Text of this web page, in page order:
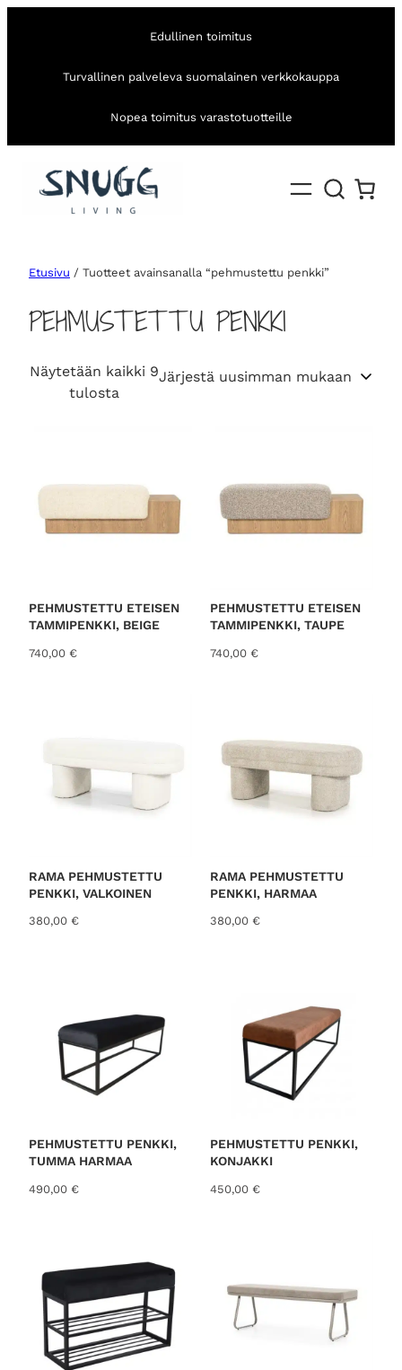
Edullinen toimitus
Turvallinen palveleva suomalainen verkkokauppa
Nopea toimitus varastotuotteille
Etusivu / Tuotteet avainsanalla “pehmustettu penkki”
PEHMUSTETTU PENKKI
Näytetään kaikki 9
tulostaS
b
t
e
PEHMUSTETTU ETEISEN
TAMMIPENKKI, BEIGE
740,00 €
PEHMUSTETTU ETEISEN
TAMMIPENKKI, TAUPE
740,00 €
RAMA PEHMUSTETTU
PENKKI, VALKOINEN
380,00 €
RAMA PEHMUSTETTU
PENKKI, HARMAA
380,00 €
PEHMUSTETTU PENKKI,
TUMMA HARMAA
490,00 €
PEHMUSTETTU PENKKI,
KONJAKKI
450,00 €